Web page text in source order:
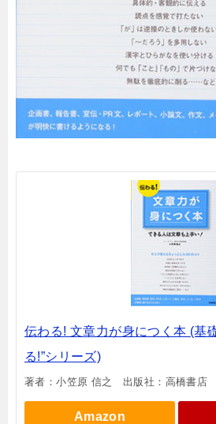
伝わる! 文章力が身につく本 (基
る!”シリーズ)
著者：小笠原 信之 出版社：高橋書店
Amazon